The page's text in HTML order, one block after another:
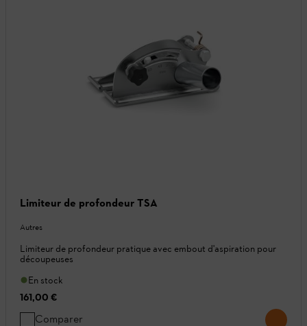
Limiteur de profondeur TSA
Autres
Limiteur de profondeur pratique avec embout d'aspiration pour
découpeuses
En stock
161,00 €
Comparer